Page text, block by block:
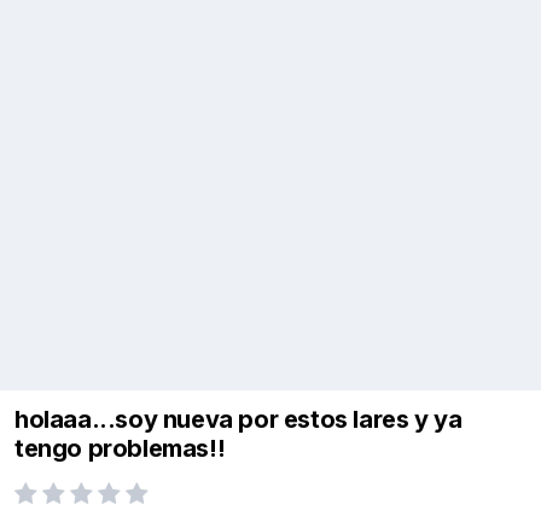
holaaa...soy nueva por estos lares y ya
tengo problemas!!